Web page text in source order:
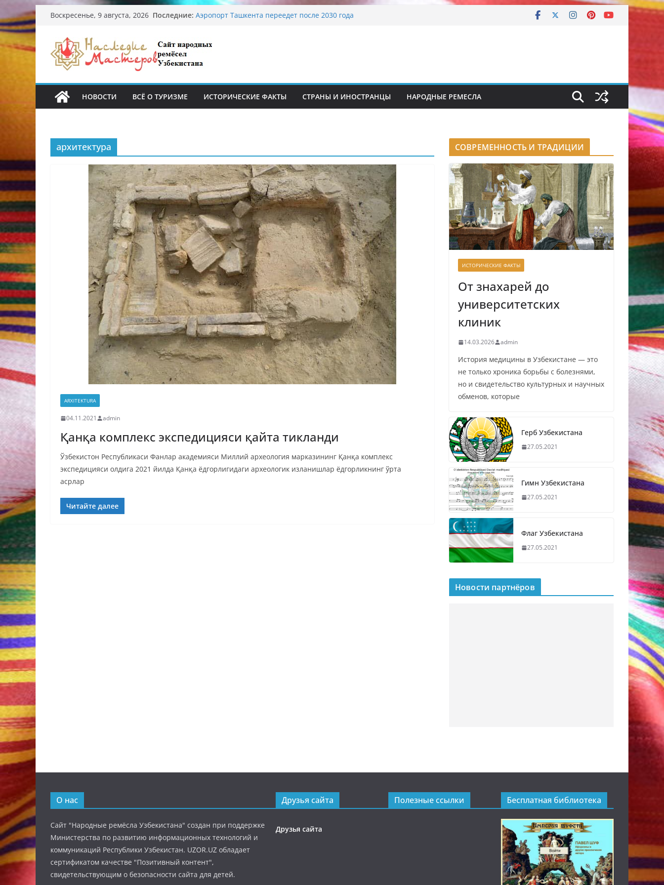
Перейти
к
содержимому
Воскресенье, 9 августа, 2026 Последние: Аэропорт Ташкента переедет после 2030 года
Обрушение на одном из ключевых перекрёстков
Узбекские традиционные узоры: символика и
НОВОСТИ ВСЁ О ТУРИЗМЕ ИСТОРИЧЕСКИЕ ФАКТЫ СТРАНЫ И ИНОСТРАНЦЫ НАРОДНЫЕ РЕМЕСЛА
архитектура
ARXITEKTURA
04.11.2021 admin
Қанқа комплекс экспедицияси қайта тикланди
Ўзбекистон Республикаси Фанлар академияси Миллий археология марказининг Қанқа комплекс
экспедицияси олдига 2021 йилда Қанқа ёдгорлигидаги археологик изланишлар ёдгорликнинг ўрта
асрлар
Читайте далее
СОВРЕМЕННОСТЬ И ТРАДИЦИИ
ИСТОРИЧЕСКИЕ ФАКТЫ
От знахарей до
университетских
клиник
14.03.2026 admin
История медицины в Узбекистане — это
не только хроника борьбы с болезнями,
но и свидетельство культурных и научных
обменов, которые
Герб Узбекистана
27.05.2021
Гимн Узбекистана
27.05.2021
Флаг Узбекистана
27.05.2021
Новости партнёров
О нас
Сайт "Народные ремёсла Узбекистана" создан при поддержке
Министерства по развитию информационных технологий и
коммуникаций Республики Узбекистан. UZOR.UZ обладает
сертификатом качестве "Позитивный контент",
свидетельствующим о безопасности сайта для детей.
Друзья сайта
Друзья сайта
Полезные ссылки Бесплатная библиотека